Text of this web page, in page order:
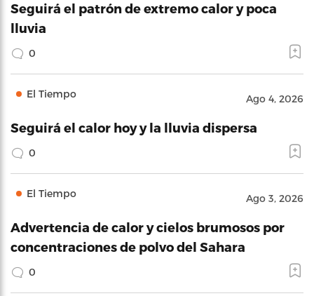
Seguirá el patrón de extremo calor y poca
lluvia
0
El Tiempo Ago 4, 2026
Seguirá el calor hoy y la lluvia dispersa
0
El Tiempo Ago 3, 2026
Advertencia de calor y cielos brumosos por
concentraciones de polvo del Sahara
0